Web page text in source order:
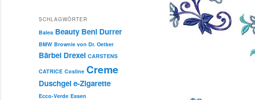
SCHLAGWÖRTER
Balea Beauty Beni Durrer
BMW Brownie von Dr. Oetker
Bärbel Drexel CARSTENS
CATRICE Cosline Creme
Duschgele-Zigarette
Ecco-Verde Essen